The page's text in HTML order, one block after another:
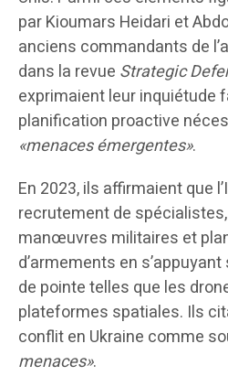
par Kioumars Heidari et
anciens commandants de
dans la revue Strategic
exprimaient leur inquiétude
planification proactive
«menaces émergentes».
En 2023, ils affirmaient que
recrutement de
manœuvres militaires et
d’armements en
de pointe telles que les
plateformes spatiales. Ils
conflit en Ukraine comme
menaces».